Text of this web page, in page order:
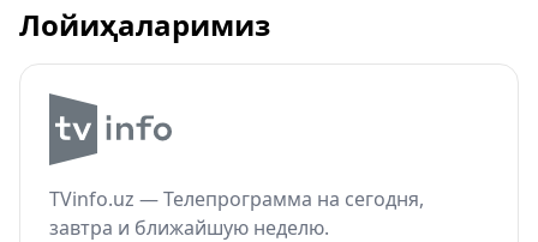
Лойиҳаларимиз
TVinfo.uz — Телепрограмма на сегодня,
завтра и ближайшую неделю.